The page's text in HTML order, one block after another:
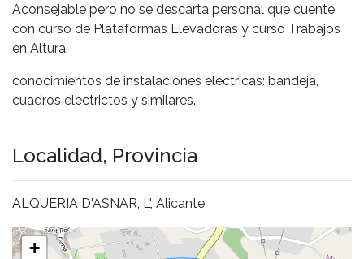
Aconsejable pero no se descarta personal que cuente
con curso de Plataformas Elevadoras y curso Trabajos
en Altura.
conocimientos de instalaciones electricas: bandeja,
cuadros electrictos y similares.
Localidad, Provincia
ALQUERIA D'ASNAR, L', Alicante
+